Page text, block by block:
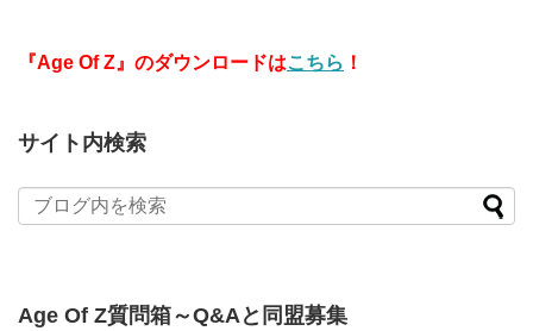
『Age Of Z』のダウンロードはこちら ！
サイト内検索
Age Of Z質問箱～Q&Aと同盟募集